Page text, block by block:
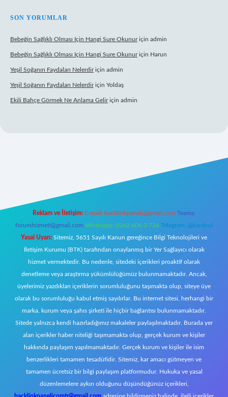
SON YORUMLAR
Bebeğin Sağlıklı Olması Için Hangi Sure Okunuriçin admin
Bebeğin Sağlıklı Olması Için Hangi Sure Okunuriçin Harun
Yeşil Soğanın Faydaları Nelerdiriçin admin
Yeşil Soğanın Faydaları Nelerdiriçin Yoldaş
Ekili Bahçe Görmek Ne Anlama Geliriçin admin
Reklam ve İletişim: E-mail: backlinkpaneli@gmail.com Teams:
forumhizmeti@gmail.com Whatsapp: 0262 606 0 726 Telegram: @karabul
Yasal Uyarı: Sitemiz, 5651 Sayılı Kanun gereğince Bilgi Teknolojileri ve
İletişim Kurumu (BTK) tarafından onaylanmış bir Yer Sağlayıcı olarak
hizmet vermektedir. Bu nedenle, sitedeki içerikleri proaktif olarak
denetleme veya araştırma yükümlülüğümüz bulunmamaktadır. Ancak,
üyelerimiz yazdıkları içeriklerin sorumluluğunu taşımakta olup, siteye üye
olarak bu sorumluluğu kabul etmiş sayılırlar. Bu internet sitesi, herhangi bir
marka, kurum veya şahıs şirketi ile hiçbir bağlantısı bulunmamaktadır.
Sitede yalnızca kendi hazırladığımız makaleler paylaşılmaktadır. Burada yer
alan içerikler haber niteliği taşımamakta olup, gerçek kurum ve kişiler
hakkında paylaşım yapılmamaktadır. Gerçek kurum ve kişiler ile isim
benzerlikleri tamamen tesadüfidir. Sitemiz, kar amacı gütmeyen ve
tamamen ücretsiz bir bilgi paylaşım platformudur. Hukuka ve yasal
düzenlemelere aykırı olduğunu düşündüğünüz içerikleri,